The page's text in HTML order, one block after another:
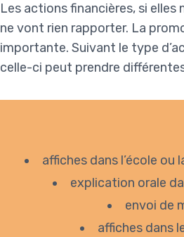
Les actions financières, si elles
ne vont rien rapporter. La
importante. Suivant le type
celle-ci peut prendre
affiches dans l’école ou
explication orale
envoi de
affiches dans